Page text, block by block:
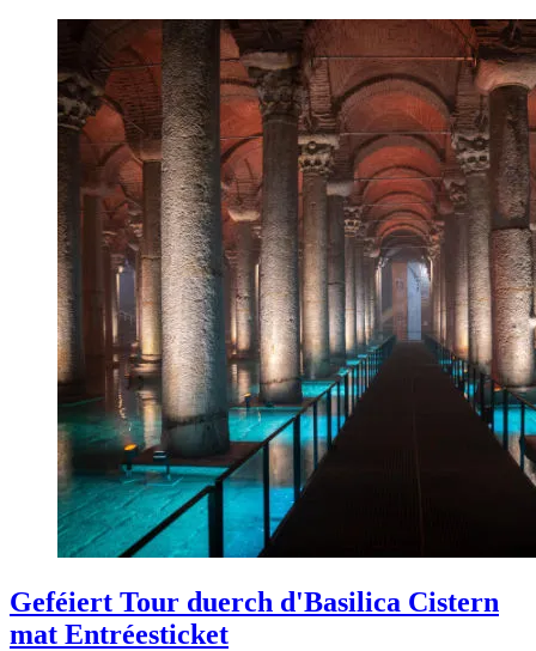
Geféiert Tour duerch d'Basilica Cistern
mat Entréesticket